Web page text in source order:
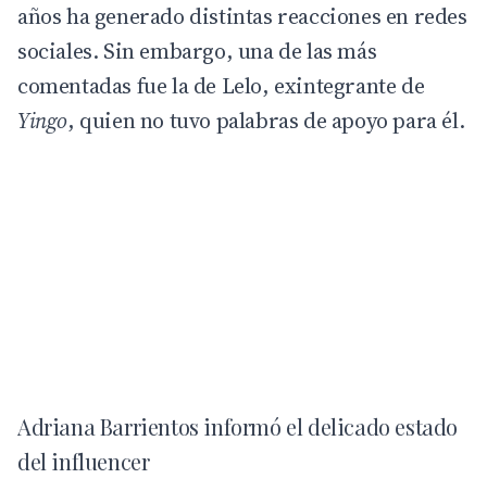
años ha generado distintas reacciones en redes
sociales. Sin embargo, una de las más
comentadas fue la de Lelo, exintegrante de
Yingo, quien no tuvo palabras de apoyo para él.
Adriana Barrientos informó el delicado estado
del influencer